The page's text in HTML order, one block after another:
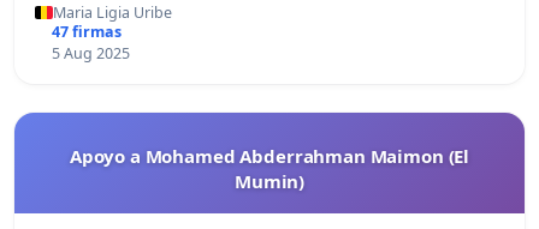
Maria Ligia Uribe
47 firmas
5 Aug 2025
Apoyo a Mohamed Abderrahman Maimon (El
Mumin)